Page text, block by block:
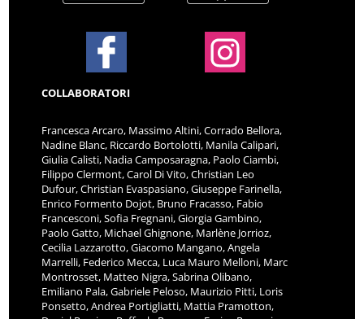
COLLABORATORI
Francesca Arcaro, Massimo Altini, Corrado Bellora,
Nadine Blanc, Riccardo Bortolotti, Manila Calipari,
Giulia Calisti, Nadia Camposaragna, Paolo Ciambi,
Filippo Clermont, Carol Di Vito, Christian Leo
Dufour, Christian Evaspasiano, Giuseppe Farinella,
Enrico Formento Dojot, Bruno Fracasso, Fabio
Francesconi, Sofia Fregnani, Giorgia Gambino,
Paolo Gatto, Michael Ghignone, Marlène Jorrioz,
Cecilia Lazzarotto, Giacomo Mangano, Angela
Marrelli, Federico Mecca, Luca Mauro Melloni, Marc
Montrosset, Matteo Nigra, Sabrina Olibano,
Emiliano Pala, Gabriele Peloso, Maurizio Pitti, Loris
Ponsetto, Andrea Portigliatti, Mattia Pramotton,